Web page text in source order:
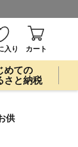
入り カート
めての
さと納税
供